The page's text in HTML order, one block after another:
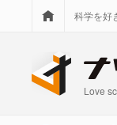
科学を好
Love